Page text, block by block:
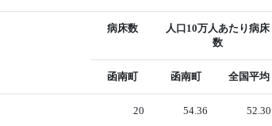
病床数
人口10万人あたり病床
数
函南町 函南町 全国平均
20 54.36 52.30